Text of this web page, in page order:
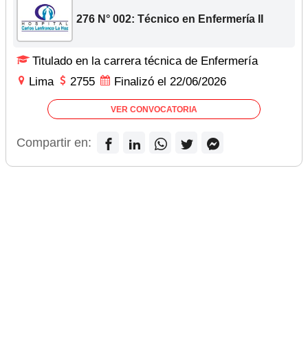
276 N° 002: Técnico en Enfermería II
Titulado en la carrera técnica de Enfermería
Lima
2755 Finalizó el 22/06/2026
VER CONVOCATORIA
Compartir en: